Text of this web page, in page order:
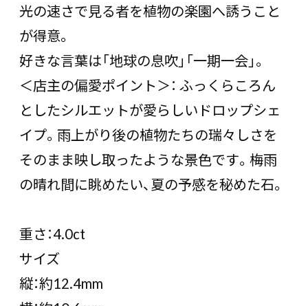
光の速さで見る者を植物の楽園へ誘うこと
が得意。
好きな言葉は「地球の息吹」「一期一会」。
＜店主の偏愛ポイント＞： ふっくらころん
としたシルエットが愛らしいドロップシェ
イプ。雨上がり後の植物たちの瑞々しさを
そのまま映し取ったような景色です。梅雨
の晴れ間に眺めたい、夏の予感を秘めた石。
重さ：4.0ct
サイズ
縦：約12.4mm